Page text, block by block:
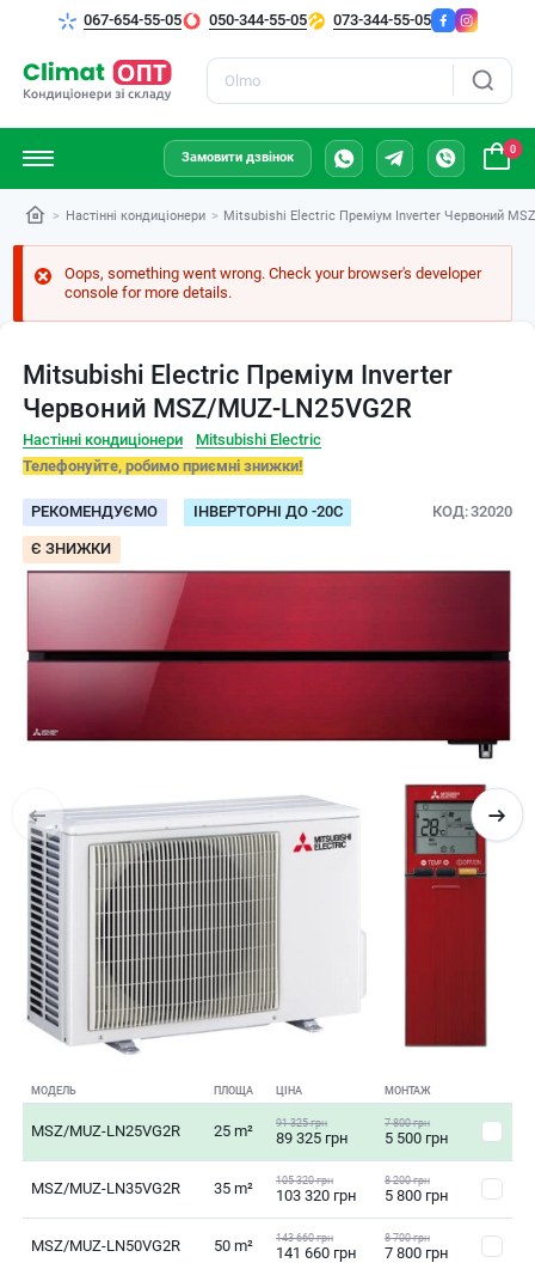
Пошук
067-654-55-05 050-344-55-05 073-344-55-05
Замовити дзвінок
0
Настінні кондиціонери Mitsubishi Electric Преміум Inverter Червоний
Oops, something went wrong. Check your browser's developer
console for more details.
Mitsubishi Electric Преміум Inverter
Червоний MSZ/MUZ-LN25VG2R
Настінні кондиціонери
Mitsubishi Electric
Телефонуйте, робимо приємні знижки!
РЕКОМЕНДУЄМО ІНВЕРТОРНІ ДО -20С
Є ЗНИЖКИ
КОД 32020
МОДЕЛЬ ПЛОЩА ЦІНА МОНТАЖ
MSZ/MUZ-LN25VG2R 25 m² 91 325 грн
89 325 грн
7 800 грн
5 500 грн
MSZ/MUZ-LN35VG2R 35 m² 105 320 грн
103 320 грн
8 200 грн
5 800 грн
MSZ/MUZ-LN50VG2R 50 m² 143 660 грн
141 660 грн
8 700 грн
7 800 грн